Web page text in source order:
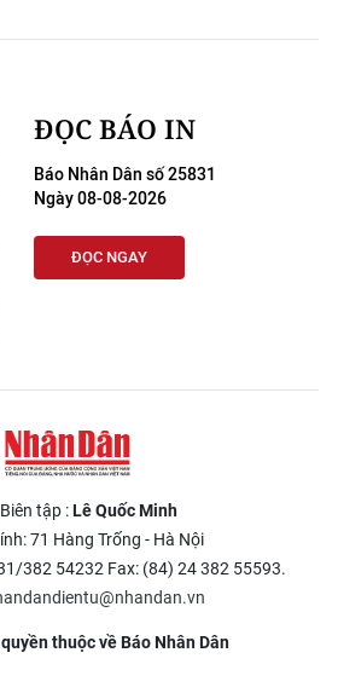
ĐỌC BÁO IN
Báo Nhân Dân số 25831
Ngày 08-08-2026
ĐỌC NGAY
tập :Lê Quốc Minh
71 Hàng Trống - Hà Nội
382 54232 Fax: (84) 24 382 55593.
thuộc về Báo Nhân Dân